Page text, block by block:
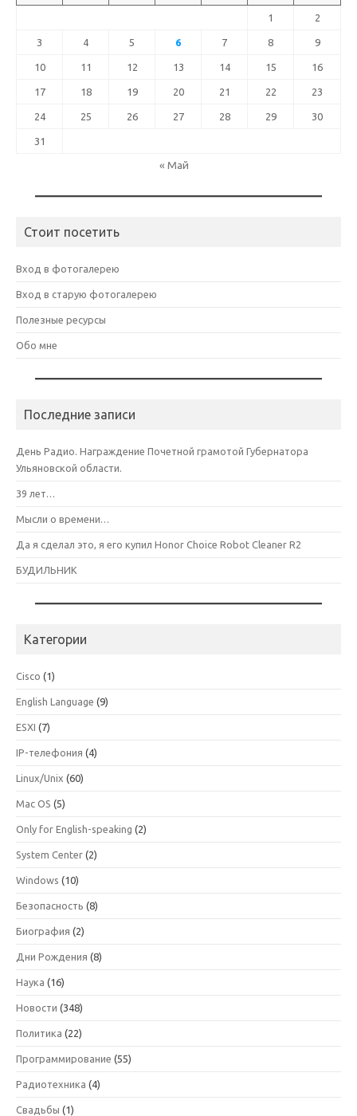
1 2
3 4 5 6 7 8 9
10 11 12 13 14 15 16
17 18 19 20 21 22 23
24 25 26 27 28 29 30
31
« Май
Стоит посетить
Вход в фотогалерею
Вход в старую фотогалерею
Полезные ресурсы
Обо мне
Последние записи
День Радио. Награждение Почетной грамотой Губернатора
Ульяновской области.
39 лет…
Мысли о времени…
Да я сделал это, я его купил Honor Choice Robot Cleaner R2
БУДИЛЬНИК
Категории
Cisco (1)
English Language (9)
ESXI (7)
IP-телефония (4)
Linux/Unix (60)
Mac OS (5)
Only for English-speaking (2)
System Center (2)
Windows (10)
Безопасность (8)
Биография (2)
Дни Рождения (8)
Наука (16)
Новости (348)
Политика (22)
Программирование (55)
Радиотехника (4)
Свадьбы (1)